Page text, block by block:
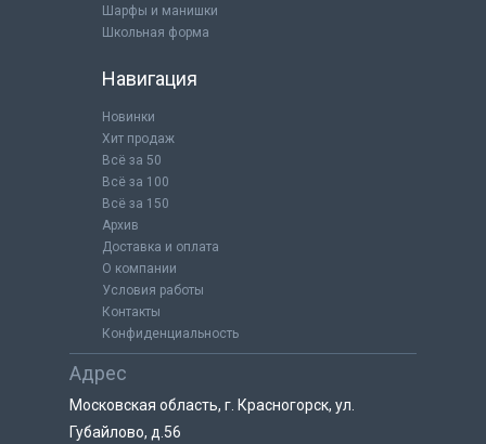
Шарфы и манишки
Школьная форма
Навигация
Новинки
Хит продаж
Всё за 50
Всё за 100
Всё за 150
Архив
Доставка и оплата
О компании
Условия работы
Контакты
Конфиденциальность
Адрес
Московская область, г. Красногорск, ул.
Губайлово, д.56